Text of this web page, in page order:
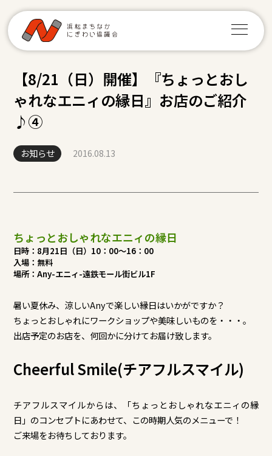
【8/21（日）開催】『ちょっとおし
ゃれなエニィの縁日』お店のご紹介
♪④
お知らせ 2016.08.13
ちょっとおしゃれなエニィの縁日
日時：8月21日（日）10：00～16：00
入場：無料
場所：Any-エニィ-遠鉄モール街ビル1F
暑い夏休み、涼しいAnyで楽しい縁日はいかがですか？
ちょっとおしゃれにワークショップや美味しいものを・・・。
出店予定のお店を、何回かに分けてお届け致します。
Cheerful Smile(チアフルスマイル)
チアフルスマイルからは、「ちょっとおしゃれなエニィの縁
日」のコンセプトにあわせて、この時期人気のメニューで！
ご来場をお待ちしております。